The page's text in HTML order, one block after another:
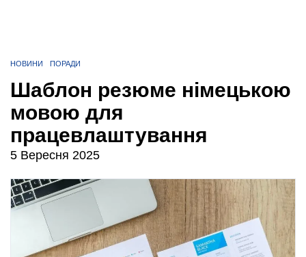
НОВИНИ ПОРАДИ
Шаблон резюме німецькою
мовою для
працевлаштування
5 Вересня 2025